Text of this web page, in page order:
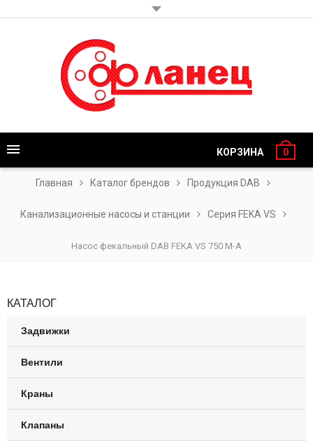
КОРЗИНА 0
Главная Каталог брендов Продукция DAB
Канализационные насосы и станции Серия FEKA VS
Насос фекальный DAB FEKA VS 750 M-A
КАТАЛОГ
Задвижки
Вентили
Краны
Клапаны